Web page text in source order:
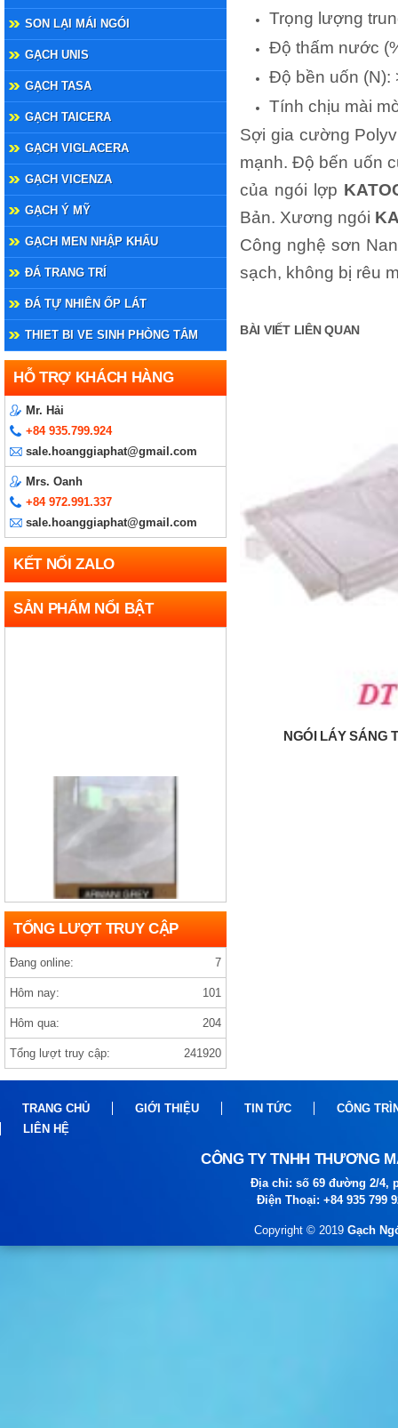
SON LẠI MÁI NGÓI
GẠCH UNIS
GẠCH TASA
GẠCH TAICERA
GẠCH VIGLACERA
GẠCH VICENZA
GẠCH Ý MỸ
GẠCH MEN NHẬP KHẨU
ĐÁ TRANG TRÍ
ĐÁ TỰ NHIÊN ỐP LÁT
THIET BI VE SINH PHÒNG TẮM
HỖ TRỢ KHÁCH HÀNG
Mr. Hải
+84 935.799.924
sale.hoanggiaphat@gmail.com
Mrs. Oanh
+84 972.991.337
sale.hoanggiaphat@gmail.com
KẾT NỐI ZALO
SẢN PHẨM NỔI BẬT
Gạch india D1200×1200 ARMANY GREY
Gạch india 1000×1000 ANVI BIANCO
TỔNG LƯỢT TRUY CẬP
Đang online: 7
Hôm nay: 101
Hôm qua: 204
Tổng lượt truy cập: 241920
Trọng lượng
Độ thấm nước
Độ bền uốn (N):
Tính chịu mài
Sợi gia cường
mạnh. Độ bến uốn
của ngói lợp
Bản. Xương ngói
Công nghệ sơn
sạch, không bị rêu
BÀI VIẾT LIÊN QUAN
NGÓI LÁY SÁNG
TRANG CHỦ GIỚI THIỆU TIN TỨC
CÔNG
LIÊN HỆ
CÔNG TY TNHH THƯƠNG
Địa chỉ: số 69 đường 2/4,
Điện Thoại: +84 935 799
Copyright © 2019 Gạch